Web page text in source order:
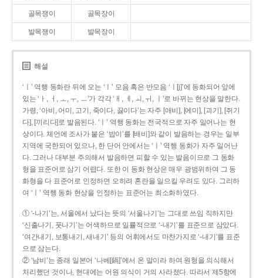
골목쟁이 골목장이
발목쟁이 발목장이
해설
‘ㅣ’ 역행 동화란 뒤에 오는 ‘ㅣ’ 모음 혹은 반모음 ‘ㅣ[j]’에 동화되어 앞에
있는 ‘ㅏ, ㅓ, ㅗ, ㅜ, ㅡ’가 각각 ‘ㅐ, ㅔ, ㅚ, ㅟ, ㅣ’로 바뀌는 현상을 말한다.
가령, ‘아비, 어미, 고기, 죽이다, 끓이다’는 자주 [애비], [에미], [괴기], [쥐기
다], [끼리다]로 발음된다. ‘ㅣ’ 역행 동화는 전국적으로 자주 일어나는 현
상이다. 체언에 조사가 붙은 ‘밥이’를 [배비]와 같이 발음하는 경우는 일부
지역에 국한되어 있으나, 한 단어 안에서는 ‘ㅣ’ 역행 동화가 자주 일어난
다. 그러나 대부분 주의해서 발음하면 피할 수 있는 발음이므로 그 동화
형을 표준어로 삼기 어렵다. 또한 이 동화 현상은 매우 광범위하여 그 동
화형을 다 표준어로 인정하면 오히려 혼란을 일으킬 우려도 있다. 그리하
여 ‘ㅣ’ 역행 동화 현상을 인정하는 표준어는 최소화하였다.
① ‘-나기’는, 서울에서 났다는 뜻의 ‘서울나기’는 그대로 쓰임 직하지만
‘신출나기, 풋나기’는 어색하므로 일률적으로 ‘-내기’를 표준으로 삼았다.
‘여간내기, 보통내기, 새내기’ 등의 어휘에서도 마찬가지로 ‘-내기’를 표준
으로 삼는다.
② ‘남비’는 종래 일본어 ‘나베[鍋]’에서 온 말이라 하여 원형을 의식해서
처리했던 것이나, 현대에는 어원 의식이 거의 사라졌다. 따라서 제5항에